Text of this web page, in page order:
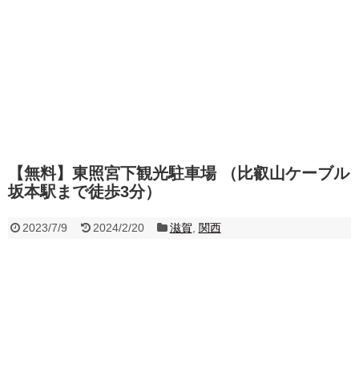
【無料】東照宮下観光駐車場 （比叡山ケーブル
坂本駅まで徒歩3分）
2023/7/9 2024/2/20 滋賀 関西